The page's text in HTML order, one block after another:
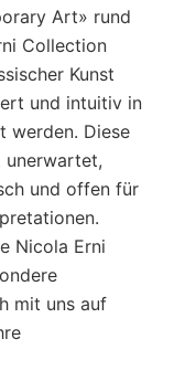
Art» rund
Collection
Kunst
und intuitiv in
werden. Diese
unerwartet,
und offen für
Nicola Erni
mit uns auf